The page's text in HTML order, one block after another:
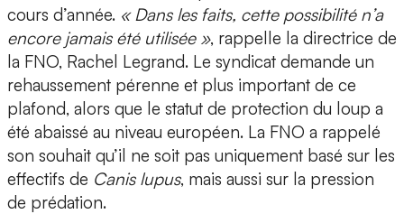
cours d’année. « Dans les faits, cette possibilité n’a
encore jamais été utilisée », rappelle la directrice de
la FNO, Rachel Legrand. Le syndicat demande un
rehaussement pérenne et plus important de ce
plafond, alors que le statut de protection du loup a
été abaissé au niveau européen. La FNO a rappelé
son souhait qu’il ne soit pas uniquement basé sur les
effectifs de Canis lupus, mais aussi sur la pression
de prédation.